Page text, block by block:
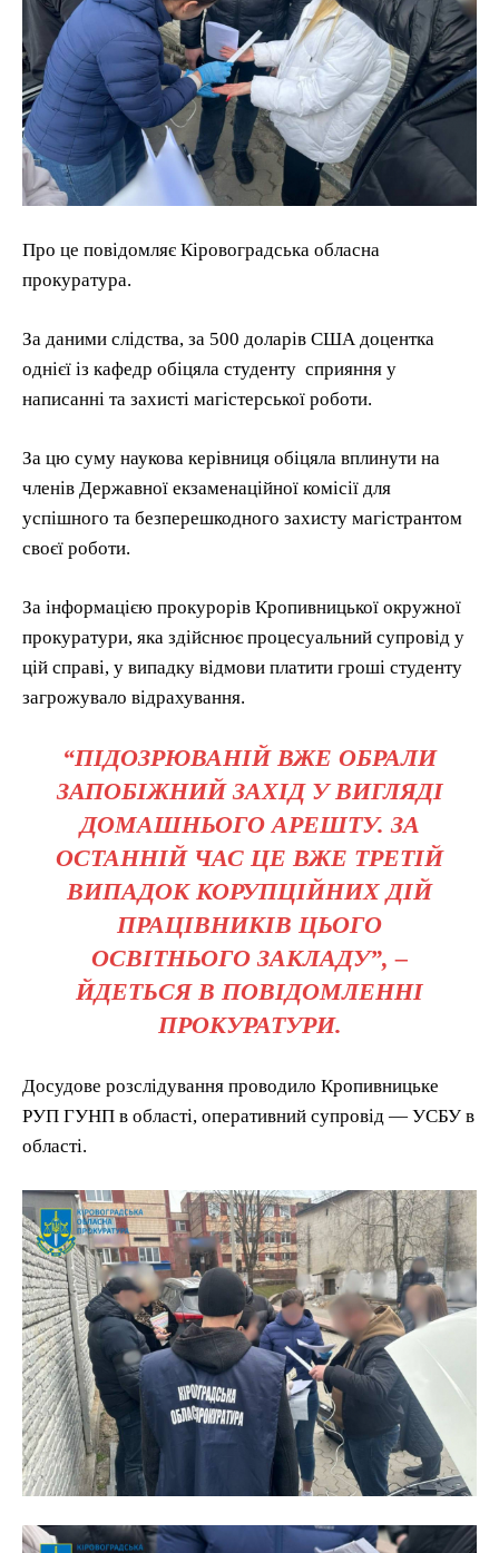
Про це повідомляє Кіровоградська обласна
прокуратура.
За даними слідства, за 500 доларів США доцентка
однієї із кафедр обіцяла студенту сприяння у
написанні та захисті магістерської роботи.
За цю суму наукова керівниця обіцяла вплинути на
членів Державної екзаменаційної комісії для
успішного та безперешкодного захисту магістрантом
своєї роботи.
За інформацією прокурорів Кропивницької окружної
прокуратури, яка здійснює процесуальний супровід у
цій справі, у випадку відмови платити гроші студенту
загрожувало відрахування.
“ПІДОЗРЮВАНІЙ ВЖЕ ОБРАЛИ
ЗАПОБІЖНИЙ ЗАХІД У ВИГЛЯДІ
ДОМАШНЬОГО АРЕШТУ. ЗА
ОСТАННІЙ ЧАС ЦЕ ВЖЕ ТРЕТІЙ
ВИПАДОК КОРУПЦІЙНИХ ДІЙ
ПРАЦІВНИКІВ ЦЬОГО
ОСВІТНЬОГО ЗАКЛАДУ”, –
ЙДЕТЬСЯ В ПОВІДОМЛЕННІ
ПРОКУРАТУРИ.
Досудове розслідування проводило Кропивницьке
РУП ГУНП в області, оперативний супровід — УСБУ в
області.